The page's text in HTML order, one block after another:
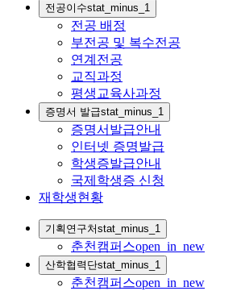
전공이수stat_minus_1
전공 배정
부전공 및 복수전공
연계전공
교직과정
평생교육사과정
증명서 발급stat_minus_1
증명서발급안내
인터넷 증명발급
학생증발급안내
국제학생증 신청
재학생현황
기획연구처stat_minus_1
춘천캠퍼스open_in_new
산학협력단stat_minus_1
춘천캠퍼스open_in_new